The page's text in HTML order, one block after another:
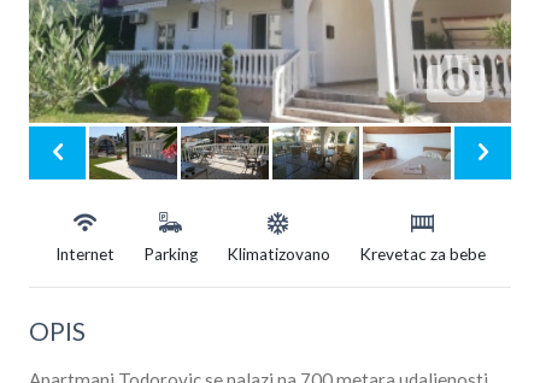
Internet Parking Klimatizovano Krevetac za bebe
OPIS